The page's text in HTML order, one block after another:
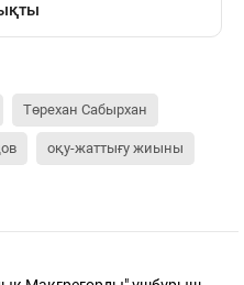
Төрехан Сабырхан
оқу-жаттығу жиыны